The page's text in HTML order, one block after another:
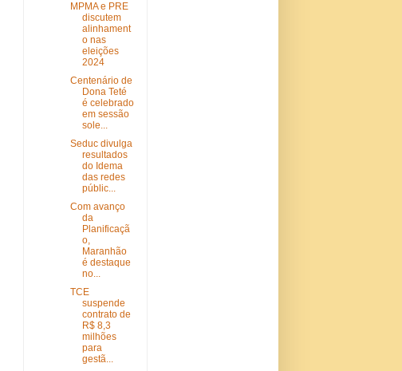
MPMA e PRE
discutem
alinhament
o nas
eleições
2024
Centenário de
Dona Teté
é celebrado
em sessão
sole...
Seduc divulga
resultados
do Idema
das redes
públic...
Com avanço
da
Planificaçã
o,
Maranhão
é destaque
no...
TCE
suspende
contrato de
R$ 8,3
milhões
para
gestã...